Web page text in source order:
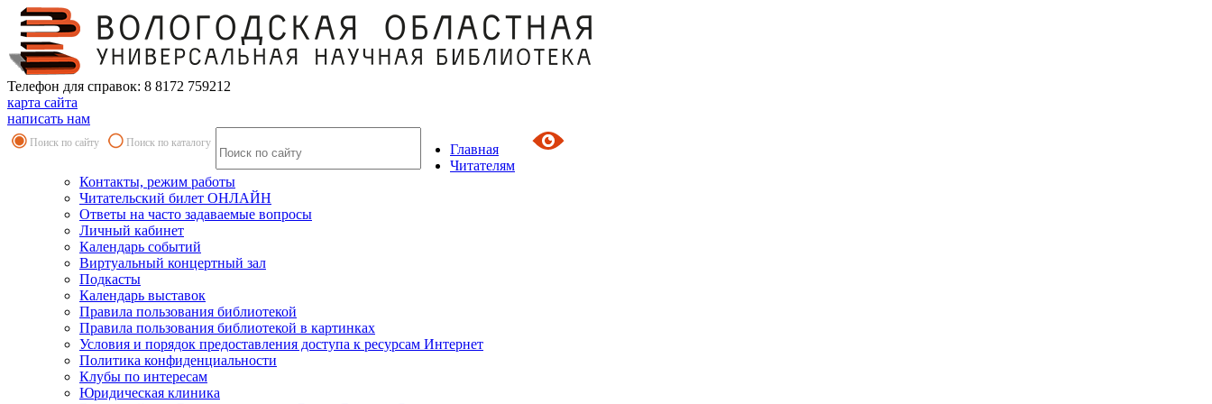
Телефон для справок: 8 8172 759212
карта сайта
написать нам
Поиск по сайту Поиск по каталогу
Главная
Читателям
Контакты, режим работы
Читательский билет ОНЛАЙН
Ответы на часто задаваемые вопросы
Личный кабинет
Календарь событий
Виртуальный концертный зал
Подкасты
Календарь выставок
Правила пользования библиотекой
Правила пользования библиотекой в картинках
Условия и порядок предоставления доступа к ресурсам Интернет
Политика конфиденциальности
Клубы по интересам
Юридическая клиника